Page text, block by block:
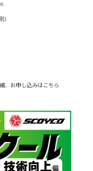
)
、お申し込みはこちら